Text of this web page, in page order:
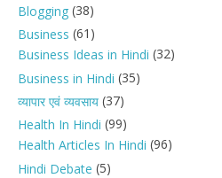
Blogging (38)
Business (61)
Business Ideas in Hindi (32)
Business in Hindi (35)
व्यापार एवं व्यवसाय (37)
Health In Hindi (99)
Health Articles In Hindi (96)
Hindi Debate (5)